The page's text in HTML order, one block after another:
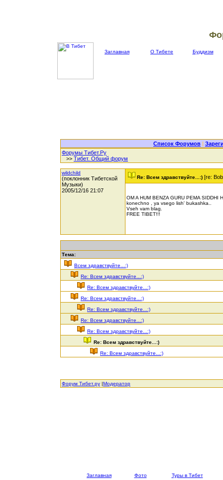
Заглавная О Тибете Буддизм
Список Форумов |
Форумы Тибет.Ру
>> Тибет. Общий форум
wildchild
(поклонник Тибетской
Музыки)
2005/12/16 21:07
Re: Всем здравствуйте...:) [re:
OM A HUM BENZA GURU PEMA SIDDHI
konechno , ya vsego lish' bukashka..
Vseh vam blag.
FREE TIBET!!!
Тема:
Всем здравствуйте...:)
Re: Всем здравствуйте...:)
Re: Всем здравствуйте...:)
Re: Всем здравствуйте...:)
Re: Всем здравствуйте...:)
Re: Всем здравствуйте...:)
Re: Всем здравствуйте...:)
Re: Всем здравствуйте...:)
Re: Всем здравствуйте...:)
Форум Тибет.ру |Модератор
Заглавная Фото Туры в Тибет